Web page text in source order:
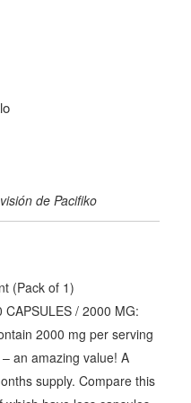
de Pacifiko
(Pack of 1)
CAPSULES / 2000 MG:
2000 mg per serving
an amazing value! A
supply. Compare this